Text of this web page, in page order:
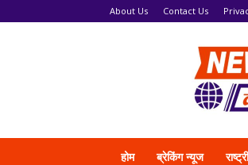
About Us Contact Us
होम ब्रेकिंग न्यूज